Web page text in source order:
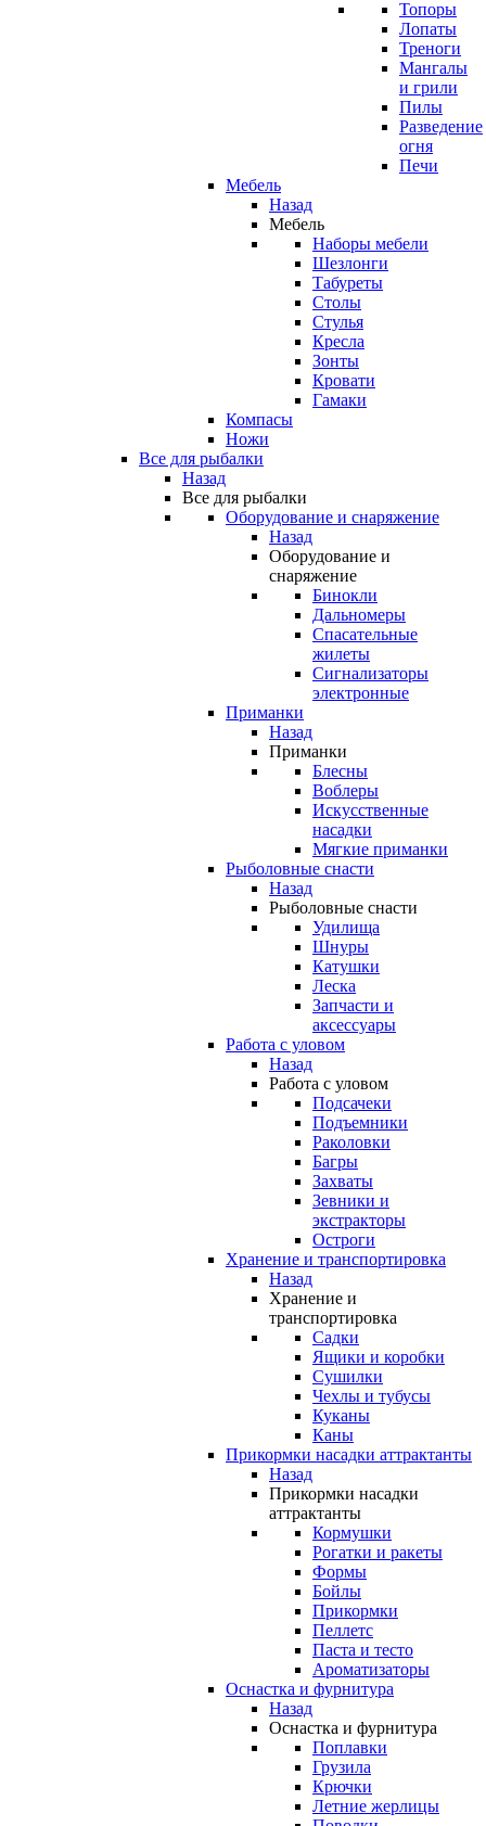
Топоры
Лопаты
Треноги
Мангалы
и грили
Пилы
Разведение
огня
Печи
Мебель
Назад
Мебель
Наборы мебели
Шезлонги
Табуреты
Столы
Стулья
Кресла
Зонты
Кровати
Гамаки
Компасы
Ножи
Все для рыбалки
Назад
Все для рыбалки
Оборудование и снаряжение
Назад
Оборудование и
снаряжение
Бинокли
Дальномеры
Спасательные
жилеты
Сигнализаторы
электронные
Приманки
Назад
Приманки
Блесны
Воблеры
Искусственные
насадки
Мягкие приманки
Рыболовные снасти
Назад
Рыболовные снасти
Удилища
Шнуры
Катушки
Леска
Запчасти и
аксессуары
Работа с уловом
Назад
Работа с уловом
Подсачеки
Подъемники
Раколовки
Багры
Захваты
Зевники и
экстракторы
Остроги
Хранение и транспортировка
Назад
Хранение и
транспортировка
Садки
Ящики и коробки
Сушилки
Чехлы и тубусы
Куканы
Каны
Прикормки насадки аттрактанты
Назад
Прикормки насадки
аттрактанты
Кормушки
Рогатки и ракеты
Формы
Бойлы
Прикормки
Пеллетс
Паста и тесто
Ароматизаторы
Оснастка и фурнитура
Назад
Оснастка и фурнитура
Поплавки
Грузила
Крючки
Летние жерлицы